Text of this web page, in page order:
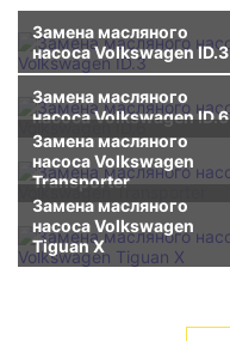
Замена масляного
насоса Volkswagen ID.3
Замена масляного
насоса Volkswagen ID.6
Замена масляного
насоса Volkswagen
Transporter
Замена масляного
насоса Volkswagen
Tiguan X